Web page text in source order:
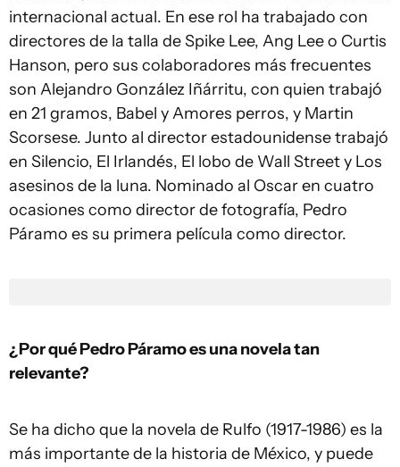
internacional actual. En ese rol ha trabajado con
directores de la talla de Spike Lee, Ang Lee o Curtis
Hanson, pero sus colaboradores más frecuentes
son Alejandro González Iñárritu, con quien trabajó
en 21 gramos, Babel y Amores perros, y Martin
Scorsese. Junto al director estadounidense trabajó
en Silencio, El Irlandés, El lobo de Wall Street y Los
asesinos de la luna. Nominado al Oscar en cuatro
ocasiones como director de fotografía, Pedro
Páramo es su primera película como director.
¿Por qué Pedro Páramo es una novela tan
relevante?
Se ha dicho que la novela de Rulfo (1917-1986) es la
más importante de la historia de México, y puede